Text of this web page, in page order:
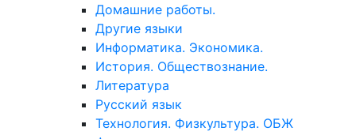
Домашние работы.
Другие языки
Информатика. Экономика.
История. Обществознание.
Литература
Русский язык
Технология. Физкультура. ОБЖ